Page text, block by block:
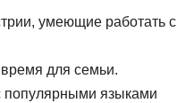
умеющие работать с
для семьи.
языками